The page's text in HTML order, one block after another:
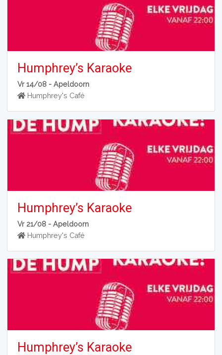
Humphrey’s Karaoke
Vr 14/08 -Apeldoorn
Humphrey's Café
Humphrey’s Karaoke
Vr 21/08 -Apeldoorn
Humphrey's Café
Humphrey’s Karaoke